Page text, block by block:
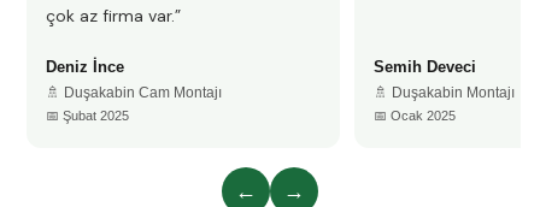
çok az firma var.”
Deniz İnce
🚿 Duşakabin Cam Montajı
📅 Şubat 2025
Semih Deveci
🚿 Duşakabin Montajı
📅 Ocak 2025
← →